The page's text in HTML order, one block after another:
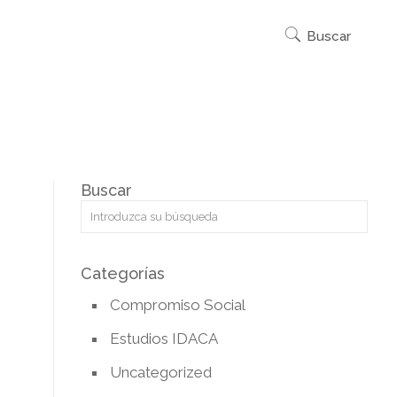
Buscar
Categorías
Compromiso Social
Estudios IDACA
Uncategorized